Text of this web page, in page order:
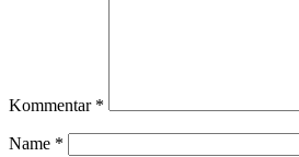
Kommentar *
Name *